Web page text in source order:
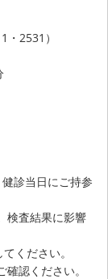
2531）
診当日にご持参
検査結果に影響
ください。
認ください。